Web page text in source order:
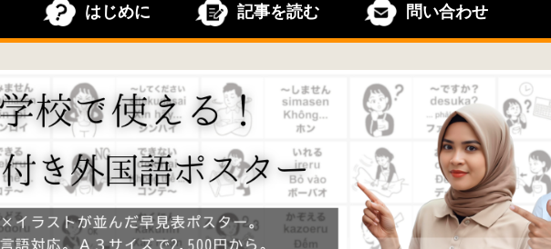
はじめに 記事を読む 問い合わせ